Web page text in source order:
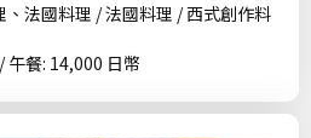
法國料理 / 法國料理 / 西式創作料
午餐: 14,000 日幣